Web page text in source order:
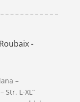
-
–
Str. L-XL”